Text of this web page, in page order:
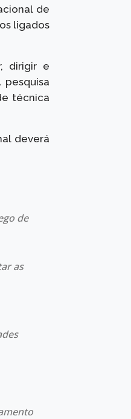
de
ligados
dirigir e
técnica
deverá
de
as